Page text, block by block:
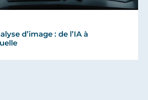
d’image : de l’IA à